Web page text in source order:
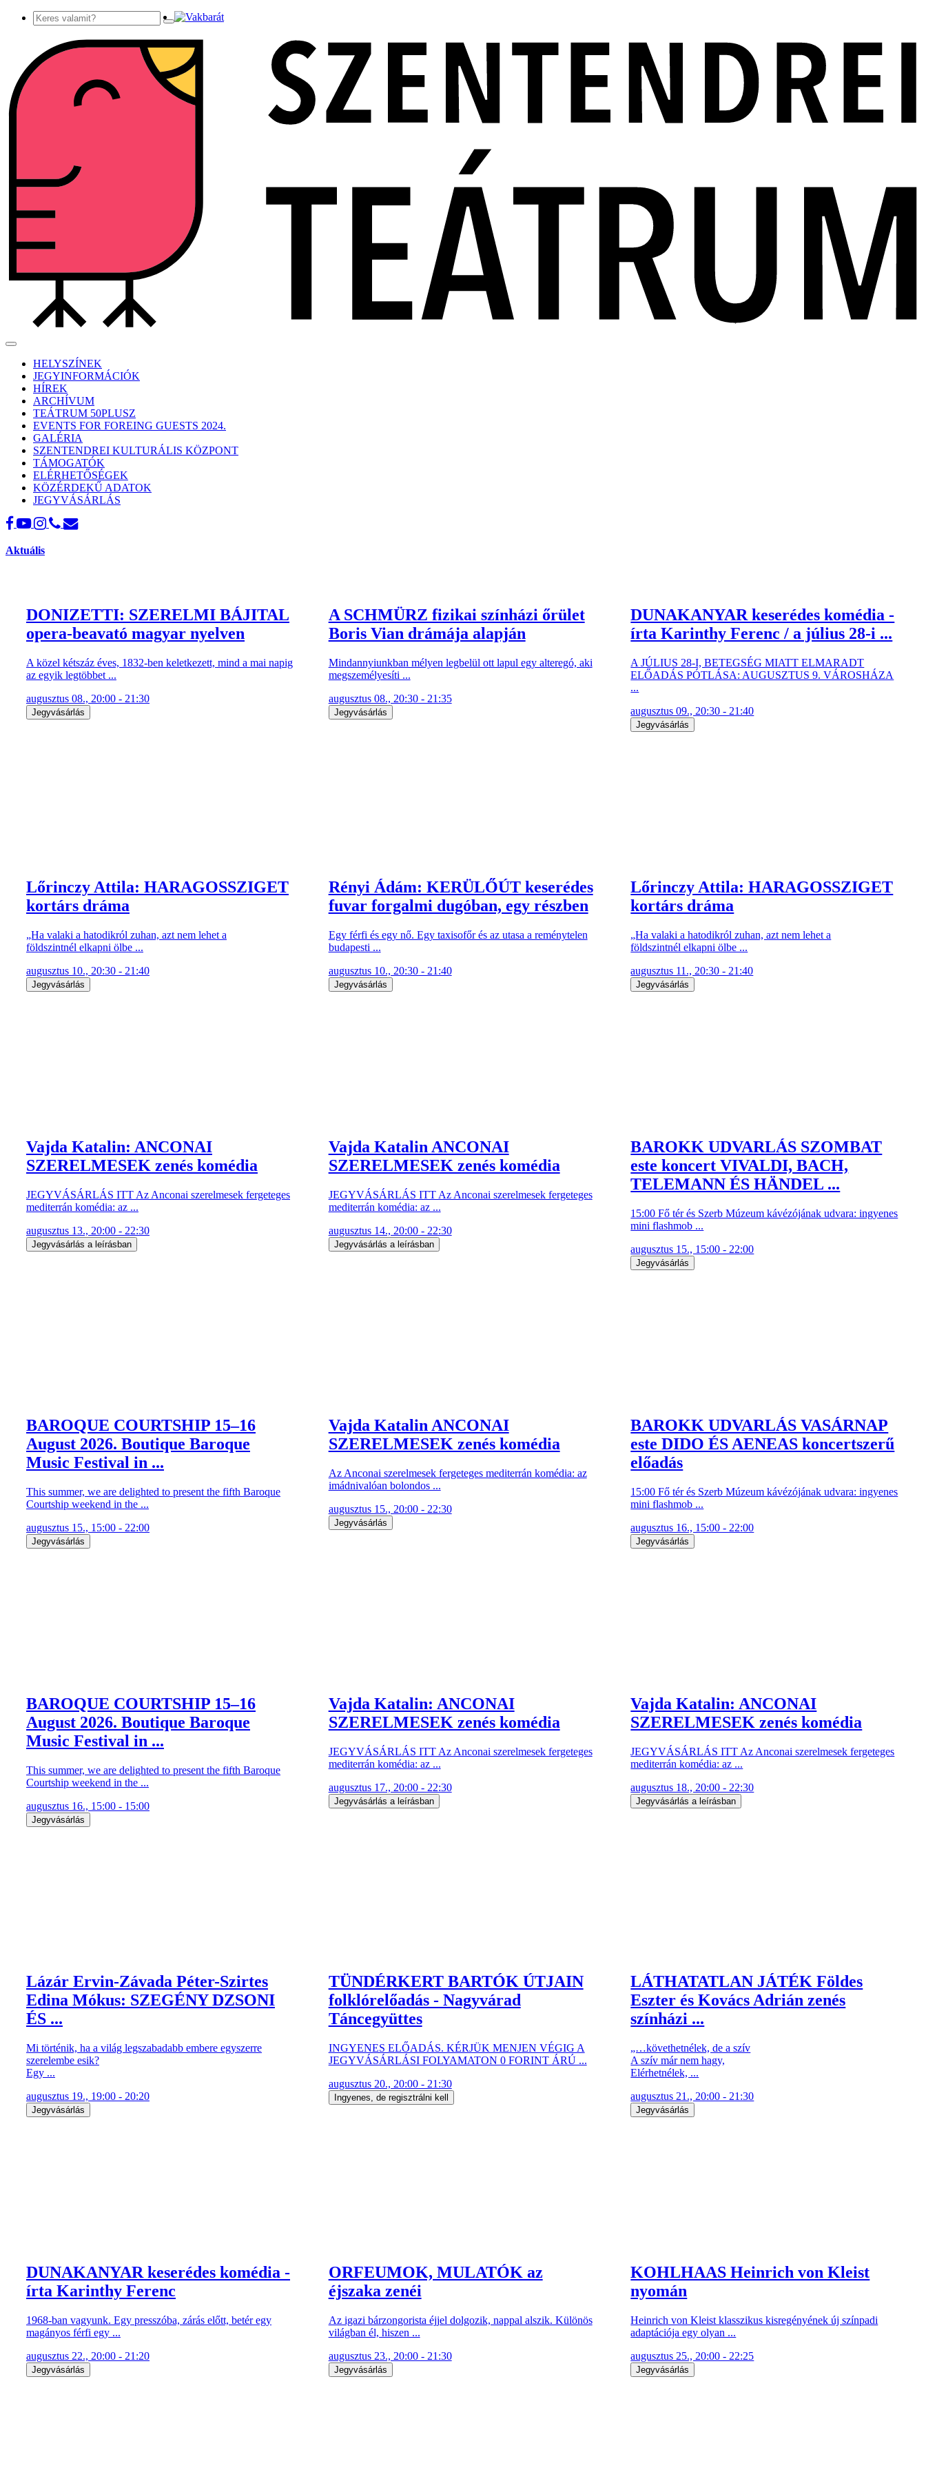
Toggle
navigationHELYSZÍNEK
JEGYINFORMÁCIÓK
HÍREK
ARCHÍVUM
TEÁTRUM 50PLUSZ
EVENTS FOR FOREING GUESTS 2024.
GALÉRIA
SZENTENDREI KULTURÁLIS KÖZPONT
TÁMOGATÓK
ELÉRHETŐSÉGEK
KÖZÉRDEKŰ ADATOK
JEGYVÁSÁRLÁS
Aktuális
DONIZETTI: SZERELMI BÁJITAL
opera-beavató magyar nyelven
A közel kétszáz éves, 1832-ben keletkezett, mind a mai napig
az egyik legtöbbet ...
augusztus 08., 20:00 - 21:30
Jegyvásárlás
A SCHMÜRZ fizikai színházi őrület
Boris Vian drámája alapján
Mindannyiunkban mélyen legbelül ott lapul egy alteregó, aki
megszemélyesíti ...
augusztus 08., 20:30 - 21:35
Jegyvásárlás
DUNAKANYAR keserédes komédia -
írta Karinthy Ferenc / a július 28-i ...
A JÚLIUS 28-I, BETEGSÉG MIATT ELMARADT
ELŐADÁS PÓTLÁSA: AUGUSZTUS 9. VÁROSHÁZA
...
augusztus 09., 20:30 - 21:40
Jegyvásárlás
Lőrinczy Attila: HARAGOSSZIGET
kortárs dráma
„Ha valaki a hatodikról zuhan, azt nem lehet a
földszintnél elkapni ölbe ...
augusztus 10., 20:30 - 21:40
Jegyvásárlás
Rényi Ádám: KERÜLŐÚT keserédes
fuvar forgalmi dugóban, egy részben
Egy férfi és egy nő. Egy taxisofőr és az utasa a reménytelen
budapesti ...
augusztus 10., 20:30 - 21:40
Jegyvásárlás
Lőrinczy Attila: HARAGOSSZIGET
kortárs dráma
„Ha valaki a hatodikról zuhan, azt nem lehet a
földszintnél elkapni ölbe ...
augusztus 11., 20:30 - 21:40
Jegyvásárlás
Vajda Katalin: ANCONAI
SZERELMESEK zenés komédia
JEGYVÁSÁRLÁS ITT Az Anconai szerelmesek fergeteges
mediterrán komédia: az ...
augusztus 13., 20:00 - 22:30
Jegyvásárlás a leírásban
Vajda Katalin ANCONAI
SZERELMESEK zenés komédia
JEGYVÁSÁRLÁS ITT Az Anconai szerelmesek fergeteges
mediterrán komédia: az ...
augusztus 14., 20:00 - 22:30
Jegyvásárlás a leírásban
BAROKK UDVARLÁS SZOMBAT
este koncert VIVALDI, BACH,
TELEMANN ÉS HÄNDEL ...
15:00 Fő tér és Szerb Múzeum kávézójának udvara: ingyenes
mini flashmob ...
augusztus 15., 15:00 - 22:00
Jegyvásárlás
BAROQUE COURTSHIP 15–16
August 2026. Boutique Baroque
Music Festival in ...
This summer, we are delighted to present the fifth Baroque
Courtship weekend in the ...
augusztus 15., 15:00 - 22:00
Jegyvásárlás
Vajda Katalin ANCONAI
SZERELMESEK zenés komédia
Az Anconai szerelmesek fergeteges mediterrán komédia: az
imádnivalóan bolondos ...
augusztus 15., 20:00 - 22:30
Jegyvásárlás
BAROKK UDVARLÁS VASÁRNAP
este DIDO ÉS AENEAS koncertszerű
előadás
15:00 Fő tér és Szerb Múzeum kávézójának udvara: ingyenes
mini flashmob ...
augusztus 16., 15:00 - 22:00
Jegyvásárlás
BAROQUE COURTSHIP 15–16
August 2026. Boutique Baroque
Music Festival in ...
This summer, we are delighted to present the fifth Baroque
Courtship weekend in the ...
augusztus 16., 15:00 - 15:00
Jegyvásárlás
Vajda Katalin: ANCONAI
SZERELMESEK zenés komédia
JEGYVÁSÁRLÁS ITT Az Anconai szerelmesek fergeteges
mediterrán komédia: az ...
augusztus 17., 20:00 - 22:30
Jegyvásárlás a leírásban
Vajda Katalin: ANCONAI
SZERELMESEK zenés komédia
JEGYVÁSÁRLÁS ITT Az Anconai szerelmesek fergeteges
mediterrán komédia: az ...
augusztus 18., 20:00 - 22:30
Jegyvásárlás a leírásban
Lázár Ervin-Závada Péter-Szirtes
Edina Mókus: SZEGÉNY DZSONI
ÉS ...
Mi történik, ha a világ legszabadabb embere egyszerre
szerelembe esik?
Egy ...
augusztus 19., 19:00 - 20:20
Jegyvásárlás
TÜNDÉRKERT BARTÓK ÚTJAIN
folklórelőadás - Nagyvárad
Táncegyüttes
INGYENES ELŐADÁS. KÉRJÜK MENJEN VÉGIG A
JEGYVÁSÁRLÁSI FOLYAMATON 0 FORINT ÁRÚ ...
augusztus 20., 20:00 - 21:30
Ingyenes, de regisztrálni kell
LÁTHATATLAN JÁTÉK Földes
Eszter és Kovács Adrián zenés
színházi ...
„…követhetnélek, de a szív
A szív már nem hagy,
Elérhetnélek, ...
augusztus 21., 20:00 - 21:30
Jegyvásárlás
DUNAKANYAR keserédes komédia -
írta Karinthy Ferenc
1968-ban vagyunk. Egy presszóba, zárás előtt, betér egy
magányos férfi egy ...
augusztus 22., 20:00 - 21:20
Jegyvásárlás
ORFEUMOK, MULATÓK az
éjszaka zenéi
Az igazi bárzongorista éjjel dolgozik, nappal alszik. Különös
világban él, hiszen ...
augusztus 23., 20:00 - 21:30
Jegyvásárlás
KOHLHAAS Heinrich von Kleist
nyomán
Heinrich von Kleist klasszikus kisregényének új színpadi
adaptációja egy olyan ...
augusztus 25., 20:00 - 22:25
Jegyvásárlás